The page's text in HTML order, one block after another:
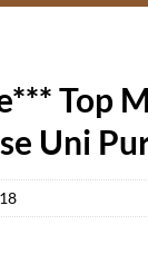
Top
Uni